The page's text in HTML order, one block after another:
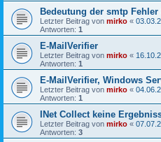
Bedeutung der smtp Fehler
Letzter Beitrag von mirko «
Antworten: 1
E-MailVerifier
Letzter Beitrag von mirko «
Antworten: 1
E-MailVerifier, Windows
Letzter Beitrag von mirko «
Antworten: 1
INet Collect keine
Letzter Beitrag von mirko «
Antworten: 3